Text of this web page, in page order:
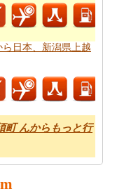
ですか。日本、〒
、徳島県徳島市ま
ックすることをお
た後、あなたの旅
な見積もりを有す
、〒729-0141 広島
市までの旅行の費
ら日本、新潟県上越
町 んからもっと行